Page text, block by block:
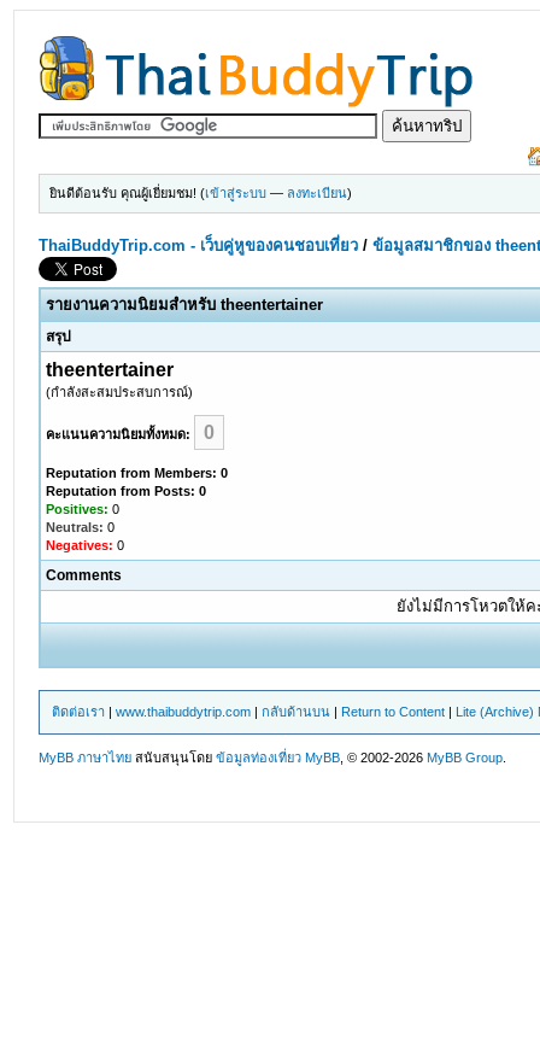
ยินดีต้อนรับ คุณผู้เยี่ยมชม! (เข้าสู่ระบบ — ลงทะเบียน)
ThaiBuddyTrip.com - เว็บคู่หูของคนชอบเที่ยว /ข้อมูลสมาชิกของ
รายงานความนิยมสำหรับ theentertainer
สรุป
theentertainer
(กำลังสะสมประสบการณ์)
คะแนนความนิยมทั้งหมด: 0
Reputation from Members: 0
Reputation from Posts: 0
Positives: 0
Neutrals: 0
Negatives: 0
Comments
ยังไม่มีการโหวตให้
ติดต่อเรา |www.thaibuddytrip.com |กลับด้านบน | Return to Content | Lite (Archive)
MyBB ภาษาไทย สนับสนุนโดยข้อมูลท่องเที่ยว MyBB , © 2002-2026MyBB Group